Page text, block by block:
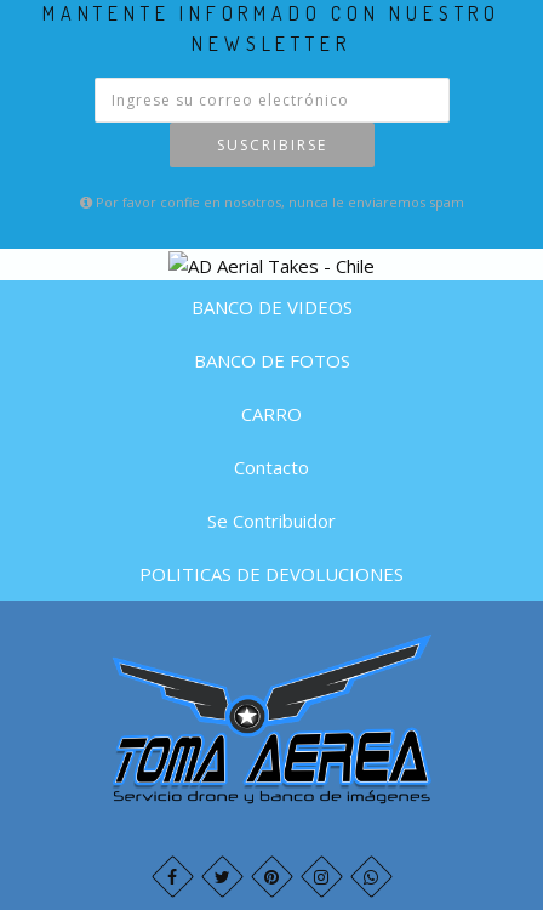
MANTENTE INFORMADO CON NUESTRO
NEWSLETTER
SUSCRIBIRSE
Por favor confie en nosotros, nunca le enviaremos spam
BANCO DE VIDEOS
BANCO DE FOTOS
CARRO
Contacto
Se Contribuidor
POLITICAS DE DEVOLUCIONES